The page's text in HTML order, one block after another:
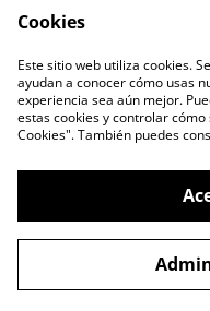
©2026
CAJITA
Cookies
Este sitio web utiliza cookies.
ayudan a conocer cómo usas
experiencia sea aún mejor.
estas cookies y controlar
Cookies". También puedes